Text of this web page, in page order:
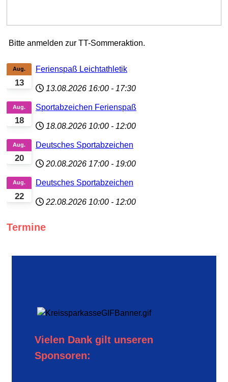
Bitte anmelden zur TT-Sommeraktion.
13
Aug. Ferienspaß Leichtathletik
13.08.2026 16:00 - 17:30
18
Aug. Sportabzeichen Ferienspaß
18.08.2026 10:00 - 12:00
20
Aug. Deutsches Sportabzeichen
20.08.2026 17:00 - 19:00
22
Aug. Deutsches Sportabzeichen
22.08.2026 10:00 - 12:00
Termine
Vielen Dank gilt unseren
Sponsoren: